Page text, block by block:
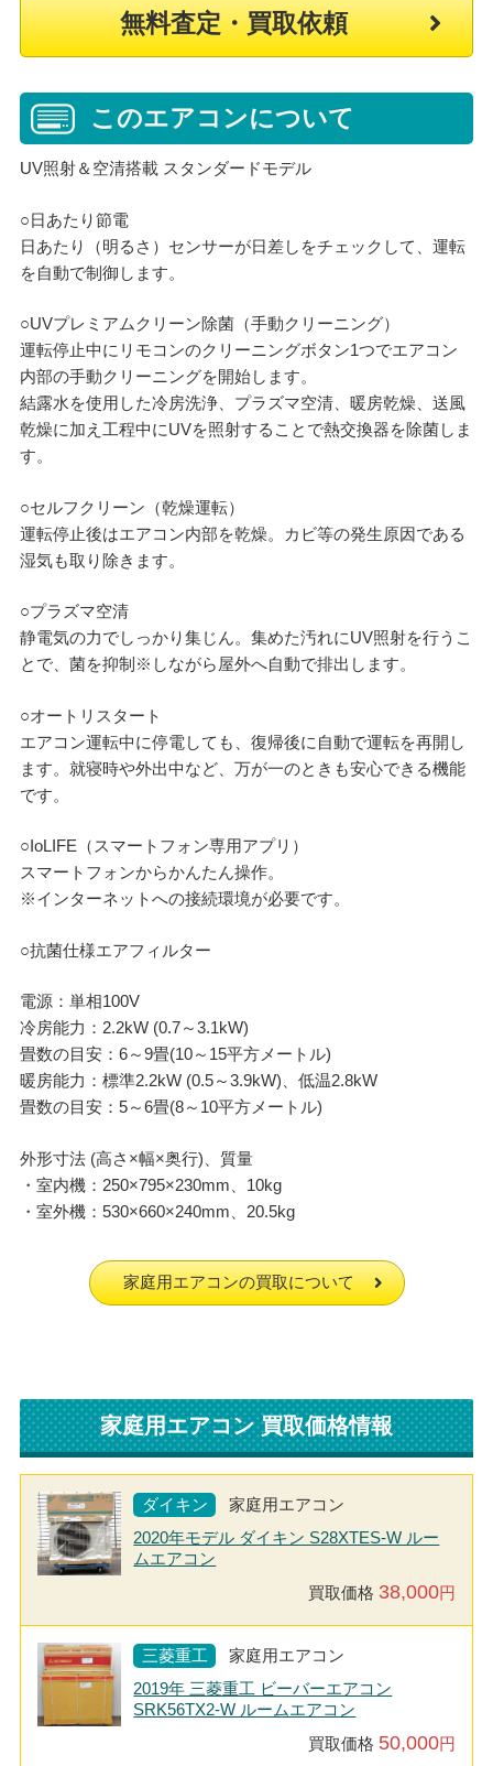
無料査定・買取依頼
このエアコンについて
UV照射＆空清搭載 スタンダードモデル
○日あたり節電
日あたり（明るさ）センサーが日差しをチェックして、運転
を自動で制御します。
○UVプレミアムクリーン除菌（手動クリーニング）
運転停止中にリモコンのクリーニングボタン1つでエアコン
内部の手動クリーニングを開始します。
結露水を使用した冷房洗浄、プラズマ空清、暖房乾燥、送風
乾燥に加え工程中にUVを照射することで熱交換器を除菌しま
す。
○セルフクリーン（乾燥運転）
運転停止後はエアコン内部を乾燥。カビ等の発生原因である
湿気も取り除きます。
○プラズマ空清
静電気の力でしっかり集じん。集めた汚れにUV照射を行うこ
とで、菌を抑制※しながら屋外へ自動で排出します。
○オートリスタート
エアコン運転中に停電しても、復帰後に自動で運転を再開し
ます。就寝時や外出中など、万が一のときも安心できる機能
です。
○IoLIFE（スマートフォン専用アプリ）
スマートフォンからかんたん操作。
※インターネットへの接続環境が必要です。
○抗菌仕様エアフィルター
電源：単相100V
冷房能力：2.2kW (0.7～3.1kW)
畳数の目安：6～9畳(10～15平方メートル)
暖房能力：標準2.2kW (0.5～3.9kW)、低温2.8kW
畳数の目安：5～6畳(8～10平方メートル)
外形寸法 (高さ×幅×奥行)、質量
・室内機：250×795×230mm、10kg
・室外機：530×660×240mm、20.5kg
家庭用エアコンの買取について
家庭用エアコン 買取価格情報
ダイキン
家庭用エアコン
2020年モデル ダイキン S28XTES-W ルー
ムエアコン
買取価格 38,000円
三菱重工
家庭用エアコン
2019年 三菱重工 ビーバーエアコン
SRK56TX2-W ルームエアコン
買取価格 50,000円